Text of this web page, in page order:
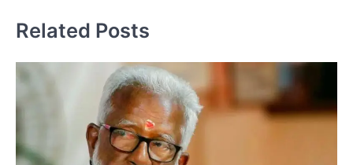
Related Posts